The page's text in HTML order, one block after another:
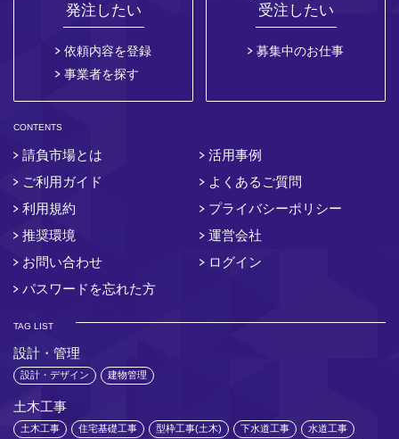
発注したい
依頼内容を登録
事業者を探す
受注したい
募集中のお仕事
CONTENTS
請負市場とは
活用事例
ご利用ガイド
よくあるご質問
利用規約
プライバシーポリシー
推奨環境
運営会社
お問い合わせ
ログイン
パスワードを忘れた方
TAG LIST
設計・管理
設計・デザイン 建物管理
土木工事
土木工事 住宅基礎工事 型枠工事(土木) 下水道工事 水道工事